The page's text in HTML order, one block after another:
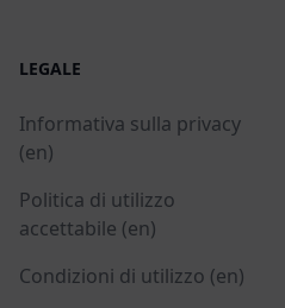
LEGALE
Informativa sulla privacy
(en)
Politica di utilizzo
accettabile (en)
Condizioni di utilizzo (en)